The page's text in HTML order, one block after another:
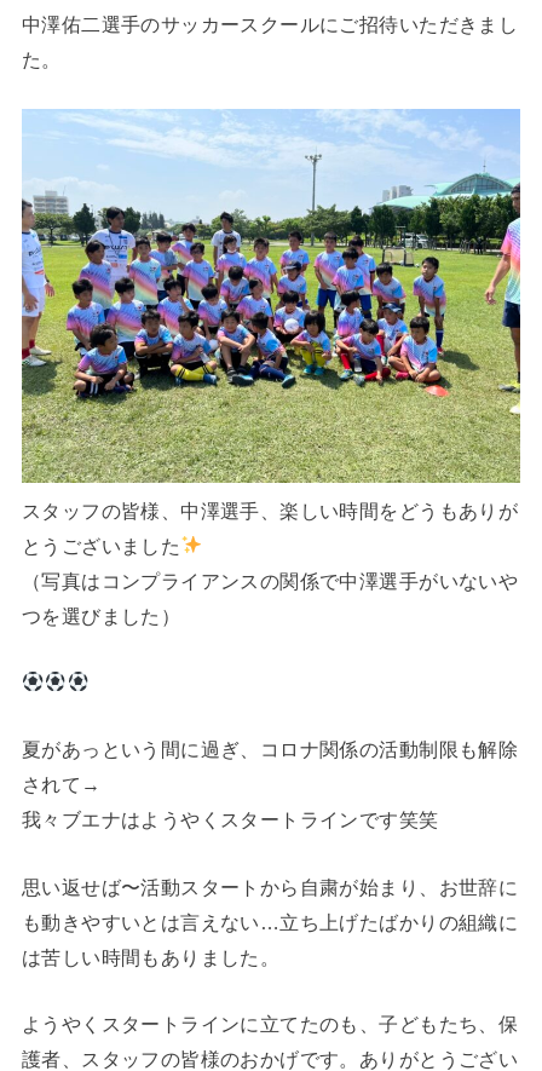
中澤佑二選手のサッカースクールにご招待いただきまし
た。
スタッフの皆様、中澤選手、楽しい時間をどうもありが
とうございました
（写真はコンプライアンスの関係で中澤選手がいないや
つを選びました）
夏があっという間に過ぎ、コロナ関係の活動制限も解除
されて→
我々ブエナはようやくスタートラインです笑笑
思い返せば〜活動スタートから自粛が始まり、お世辞に
も動きやすいとは言えない…立ち上げたばかりの組織に
は苦しい時間もありました。
ようやくスタートラインに立てたのも、子どもたち、保
護者、スタッフの皆様のおかげです。ありがとうござい